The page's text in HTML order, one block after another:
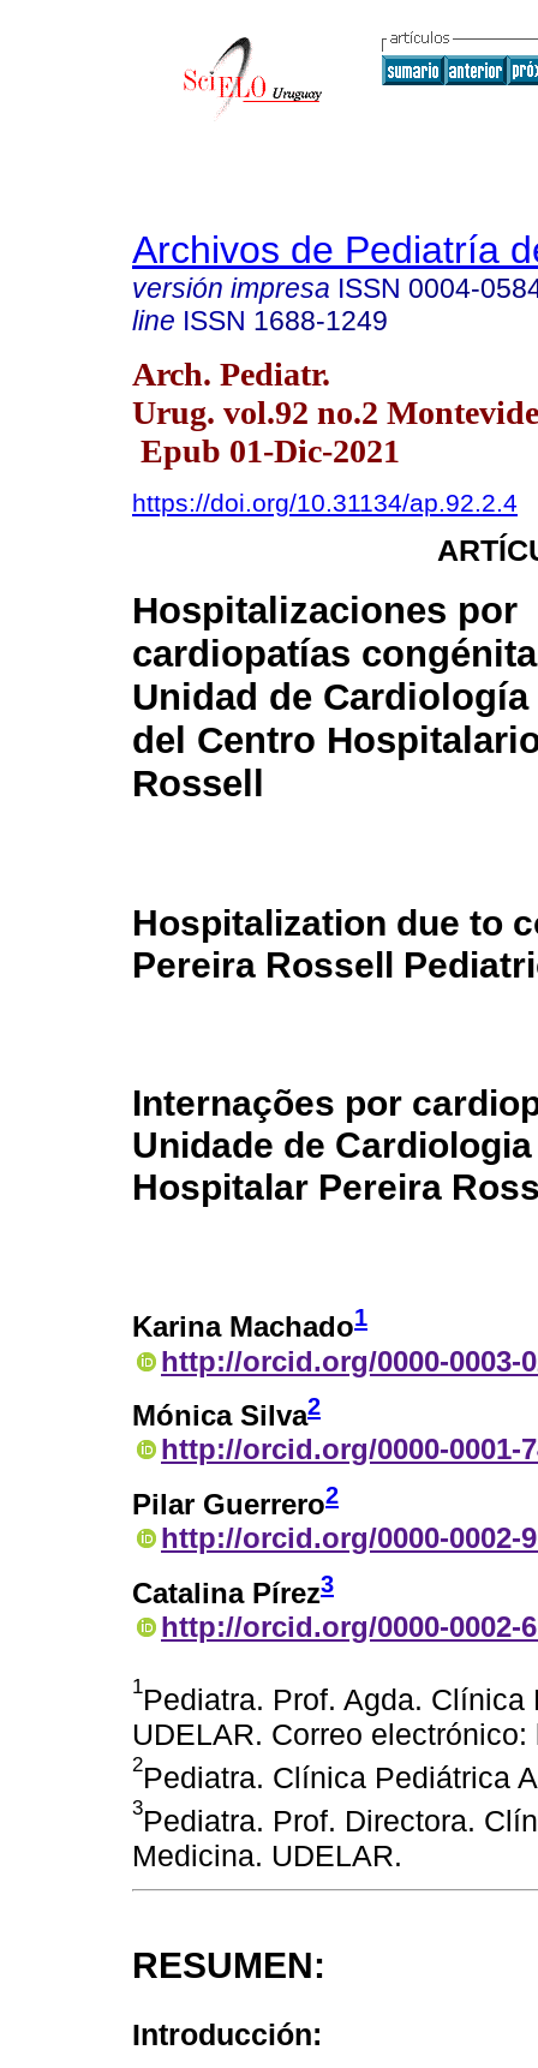
Archivos de Pediatría
versión impresa ISSN 0004-
line ISSN 1688-1249
Arch. Pediatr.
Urug. vol.92 no.2
Epub 01-Dic-2021
https://doi.org/10.31134/ap.92.2.4
Hospitalizaciones por
cardiopatías
Unidad de
del Centro
Rossell
Hospitalization due to
Pereira Rossell
Internações por
Unidade de
Hospitalar Pereira
Karina Machado1
http://orcid.org/0000-0003-
Mónica Silva2
http://orcid.org/0000-0001-
Pilar Guerrero2
http://orcid.org/0000-0002-
Catalina Pírez3
http://orcid.org/0000-0002-
1Pediatra. Prof. Agda.
UDELAR. Correo
2Pediatra. Clínica Pediátrica
3Pediatra. Prof. Directora.
Medicina. UDELAR.
RESUMEN:
Introducción: